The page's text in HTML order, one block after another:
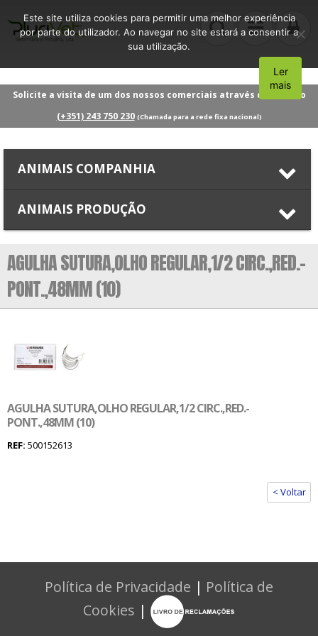
Solicite a visita de um dos nossos comerciais através do número
(+351) 243 750 230 (Chamada para a rede fixa nacional)
ANIMAIS COMPANHIA
ANIMAIS PRODUÇÃO
AGULHA SUTURA,OLHO REGULAR,1/2 CIRC.,RED.-
PONT.,48MM (10)
AGULHA SUTURA,OLHO REGULAR,1/2 CIRC.,RED.-
PONT.,48MM (10)
REF: 500152613
< Voltar
Política de Privacidade | Política de
Cookies |
Este site utiliza cookies para permitir uma melhor experiência
por parte do utilizador. Ao navegar no site estará a consentir a
sua utilização.
Aceito
Ler
mais